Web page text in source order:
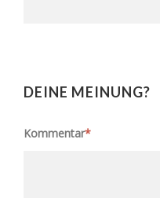
DEINE MEINUNG?
Kommentar*